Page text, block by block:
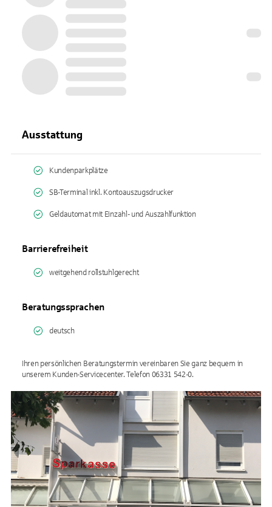
Ausstattung
Kundenparkplätze
SB-Terminal inkl. Kontoauszugsdrucker
Geldautomat mit Einzahl- und Auszahlfunktion
Barrierefreiheit
weitgehend rollstuhlgerecht
Beratungssprachen
deutsch
Ihren persönlichen Beratungstermin vereinbaren Sie ganz bequem in